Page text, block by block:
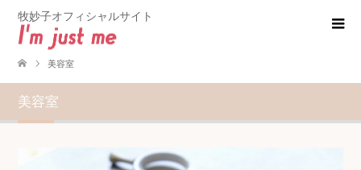
牧妙子オフィシャルサイト
美容室
美容室